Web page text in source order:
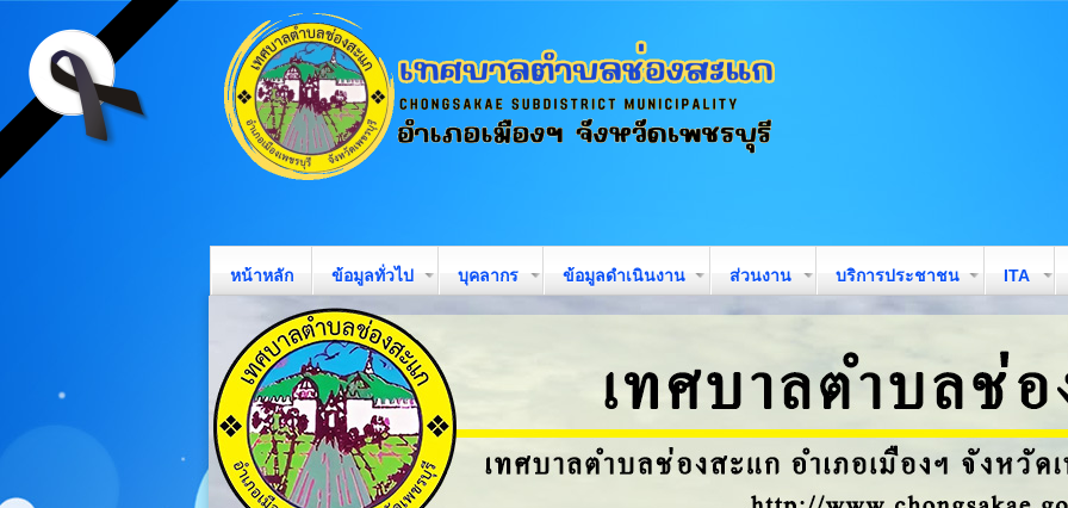
หน้าหลัก ข้อมูลทั่วไป บุคลากร ข้อมูลดำเนินงาน ส่วนงาน บริการประชาชน ITA